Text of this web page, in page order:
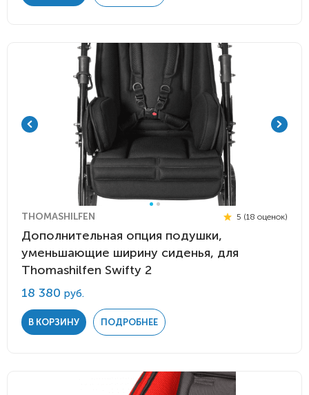
THOMASHILFEN 5 (18 оценок)
Дополнительная опция подушки,
уменьшающие ширину сиденья, для
Thomashilfen Swifty 2
18 380 руб.
В КОРЗИНУ ПОДРОБНЕЕ